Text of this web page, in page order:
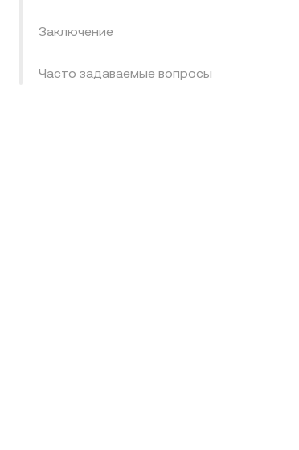
Заключение
Часто задаваемые вопросы